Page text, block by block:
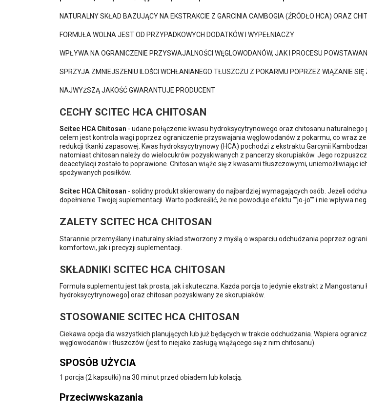
NATURALNY SKŁAD BAZUJĄCY NA EKSTRAKCIE Z GARCINIA CAMBOGIA (ŹRÓDŁO HCA) ORAZ
FORMUŁA WOLNA JEST OD PRZYPADKOWYCH DODATKÓW I WYPEŁNIACZY
WPŁYWA NA OGRANICZENIE PRZYSWAJALNOŚCI WĘGLOWODANÓW, JAK I PROCESU
SPRZYJA ZMNIEJSZENIU ILOŚCI WCHŁANIANEGO TŁUSZCZU Z POKARMU POPRZEZ WIĄZANIE SIĘ
NAJWYŻSZĄ JAKOŚĆ GWARANTUJE PRODUCENT
CECHY SCITEC HCA CHITOSAN
Scitec HCA Chitosan - udane połączenie kwasu hydroksycytrynowego oraz chitosanu
celem jest kontrola wagi poprzez ograniczenie przyswajania węglowodanów z pokarmu, co wraz
redukcji tkanki zapasowej. Kwas hydroksycytrynowy (HCA) pochodzi z ekstraktu Garcynii
natomiast chitosan należy do wielocukrów pozyskiwanych z pancerzy skorupiaków. Jego
deacetylacji zostało to poprawione. Chitosan wiąże się z kwasami tłuszczowymi, uniemożliwiając
spożywanych posiłków.
Scitec HCA Chitosan - solidny produkt skierowany do najbardziej wymagających osób. Jeżeli
dopełnienie Twojej suplementacji. Warto podkreślić, że nie powoduje efektu ""jo-jo"" i nie wpływa
ZALETY SCITEC HCA CHITOSAN
Starannie przemyślany i naturalny skład stworzony z myślą o wsparciu odchudzania poprzez
komfortowi, jak i precyzji suplementacji.
SKŁADNIKI SCITEC HCA CHITOSAN
Formuła suplementu jest tak prosta, jak i skuteczna. Każda porcja to jedynie ekstrakt z
hydroksycytrynowego] oraz chitosan pozyskiwany ze skorupiaków.
STOSOWANIE SCITEC HCA CHITOSAN
Ciekawa opcja dla wszystkich planujących lub już będących w trakcie odchudzania. Wspiera
węglowodanów i tłuszczów (jest to niejako zasługą wiążącego się z nim chitosanu).
SPOSÓB UŻYCIA
1 porcja (2 kapsułki) na 30 minut przed obiadem lub kolacją.
Przeciwwskazania